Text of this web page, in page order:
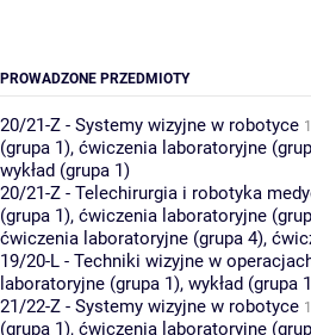
PROWADZONE PRZEDMIOTY
20/21-Z - Systemy wizyjne w robotyce
(grupa 1), ćwiczenia laboratoryjne
wykład (grupa 1)
20/21-Z - Telechirurgia i robotyka
(grupa 1), ćwiczenia laboratoryjne
ćwiczenia laboratoryjne (grupa 4),
19/20-L - Techniki wizyjne w
laboratoryjne (grupa 1), wykład (grupa
21/22-Z - Systemy wizyjne w robotyce
(grupa 1), ćwiczenia laboratoryjne